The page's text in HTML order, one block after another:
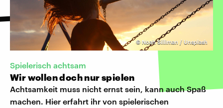
© Noah Silliman / Unsplash
Spielerisch achtsam
Wir wollen doch nur spielen
Achtsamkeit muss nicht ernst sein, kann auch Spaß
machen. Hier erfahrt ihr von spielerischen